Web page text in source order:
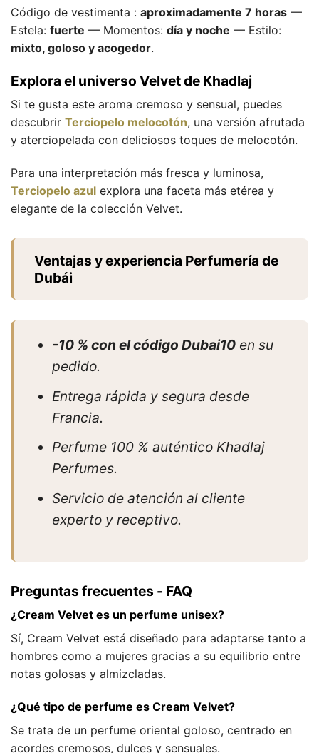
Código de vestimenta : aproximadamente 7 horas —
Estela: fuerte — Momentos: día y noche — Estilo:
mixto, goloso y acogedor.
Explora el universo Velvet de Khadlaj
Si te gusta este aroma cremoso y sensual, puedes
descubrir Terciopelo melocotón, una versión afrutada
y aterciopelada con deliciosos toques de melocotón.
Para una interpretación más fresca y luminosa,
Terciopelo azul explora una faceta más etérea y
elegante de la colección Velvet.
Ventajas y experiencia Perfumería de
Dubái
-10 % con el código Dubai10en su
pedido.
Entrega rápida y segura desde
Francia.
Perfume 100 % auténtico Khadlaj
Perfumes.
Servicio de atención al cliente
experto y receptivo.
Preguntas frecuentes - FAQ
¿Cream Velvet es un perfume unisex?
Sí, Cream Velvet está diseñado para adaptarse tanto a
hombres como a mujeres gracias a su equilibrio entre
notas golosas y almizcladas.
¿Qué tipo de perfume es Cream Velvet?
Se trata de un perfume oriental goloso, centrado en
acordes cremosos, dulces y sensuales.